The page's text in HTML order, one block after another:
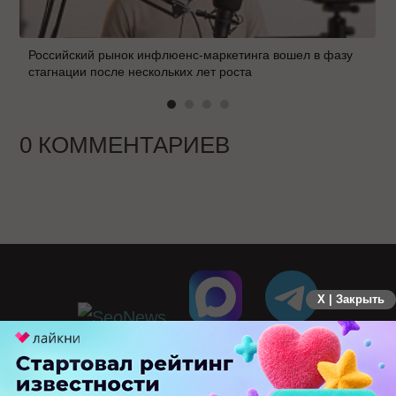
Российский рынок инфлюенс-маркетинга вошел в фазу
стагнации после нескольких лет роста
0 КОММЕНТАРИЕВ
X | Закрыть
ПЕРЕЙТИ НА ПОЛНУЮ ВЕРСИЮ
© SEOnews.ru Все права защищены. 2026